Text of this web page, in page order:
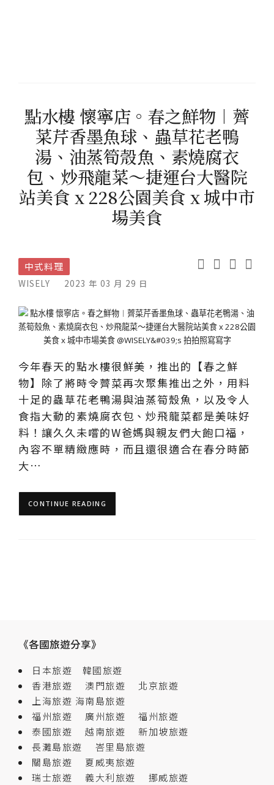
點水樓 懷寧店。春之鮮物︱薺
菜芹香墨魚球、蟲草花老鴨
湯、油蒸筍殼魚、素燒腐衣
包、炒飛龍菜～捷運台大醫院
站美食 x 228公園美食 x 城中市
場美食
中式料理
WISELY 2023 年 03 月 29 日
今年春天的點水樓很鮮美，推出的【春之鮮
物】除了將時令薺菜再次聚集推出之外，用料
十足的蟲草花老鴨湯與油蒸筍殼魚，以及令人
食指大動的素燒腐衣包、炒飛龍菜都是美味好
料！讓久久未嚐的W爸媽與親友們大飽口福，
內容不單精緻應時，而且還很適合在春分時節
大…
CONTINUE READING
《各國旅遊分享》
日本旅遊
韓國旅遊
香港旅遊
澳門旅遊
北京旅遊
上海旅遊 海南島旅遊
福州旅遊
廣州旅遊
福州旅遊
泰國旅遊
越南旅遊
新加坡旅遊
長灘島旅遊
峇里島旅遊
關島旅遊
夏威夷旅遊
瑞士旅遊
義大利旅遊
挪威旅遊